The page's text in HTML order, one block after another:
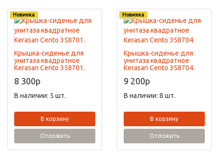
Новинка
Крышка-сиденье для
унитаза квадратное
Kerasan Cento 358701.
8 300p
В наличии: 5 шт.
В корзину
Отложить
Новинка
Крышка-сиденье для
унитаза квадратное
Kerasan Cento 358704.
9 200p
В наличии: 8 шт.
В корзину
Отложить